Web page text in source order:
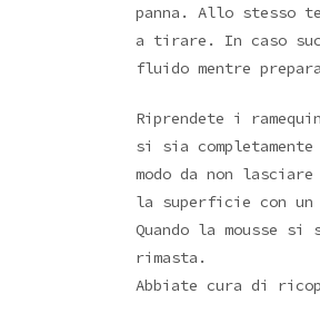
panna. Allo stesso
a tirare. In caso
fluido mentre
Riprendete i
si sia
modo da non
la superficie con
Quando la mousse
rimasta.
Abbiate cura di